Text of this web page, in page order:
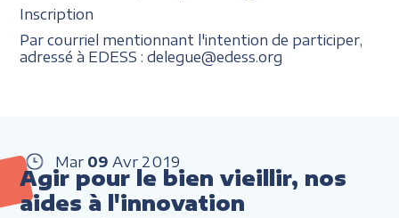
Inscription
Par courriel mentionnant l'intention de participer,
adressé à EDESS : delegue@edess.org
Mar 09 Avr 2019
Agir pour le bien vieillir, nos
aides à l'innovation